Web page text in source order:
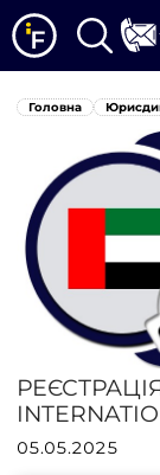
Головна
05.05.2025